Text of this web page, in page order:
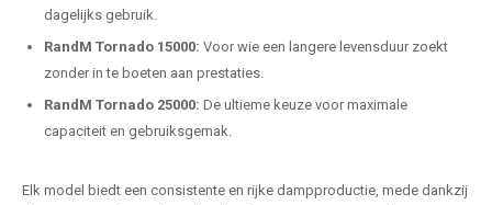
dagelijks gebruik.
RandM Tornado 15000: Voor wie een langere levensduur zoekt
zonder in te boeten aan prestaties.
RandM Tornado 25000: De ultieme keuze voor maximale
capaciteit en gebruiksgemak.
Elk model biedt een consistente en rijke dampproductie, mede dankzij